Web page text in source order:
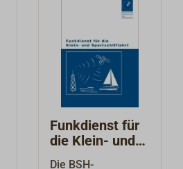
Funkdienst für
die Klein- und
Sportschifffahrt
Die BSH-